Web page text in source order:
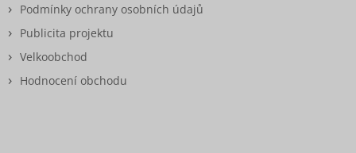
Podmínky ochrany osobních údajů
Publicita projektu
Velkoobchod
Hodnocení obchodu